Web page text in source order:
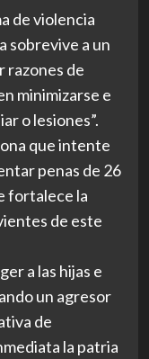
de violencia
sobrevive a un
razones de
minimizarse e
o lesiones”.
que intente
penas de 26
fortalece la
de este
a las hijas e
un agresor
de
la patria